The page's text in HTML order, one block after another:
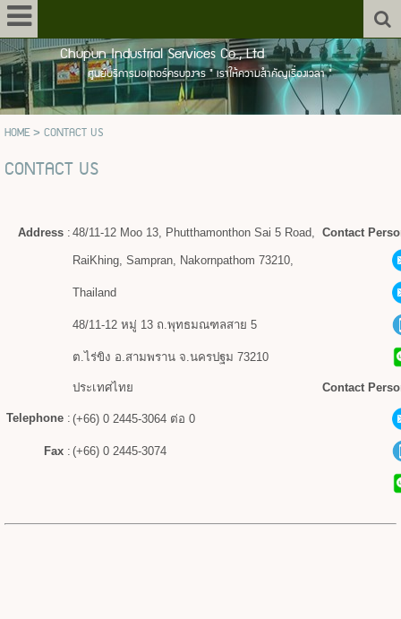
Chupun Industrial Services Co., Ltd
ศูนย์บริการมอเตอร์ครบวงจร " เราให้ความสำคัญเรื่องเวลา "
HOME> CONTACT US
CONTACT US
Address : 48/11-12 Moo 13, Phutthamonthon Sai 5 Road, Contact
RaiKhing, Sampran, Nakornpathom 73210,
Thailand
48/11-12 หมู่ 13 ถ.พุทธมณฑลสาย 5
ต.ไร่ขิง อ.สามพราน จ.นครปฐม 73210
ประเทศไทย Contact
Telephone: (+66) 0 2445-3064 ต่อ 0
Fax: (+66) 0 2445-3074